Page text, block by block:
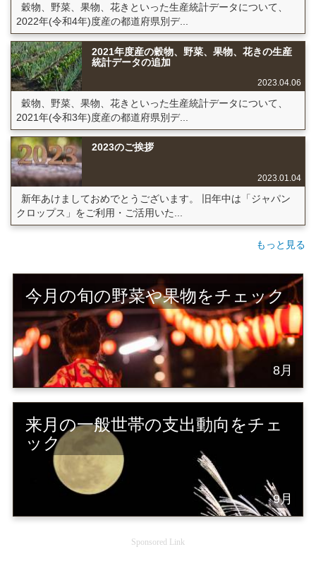
穀物、野菜、果物、花きといった生産統計データについて、
2022年(令和4年)度産の都道府県別デ...
2021年度産の穀物、野菜、果物、花きの生産
統計データの追加
2023.04.06
穀物、野菜、果物、花きといった生産統計データについて、
2021年(令和3年)度産の都道府県別デ...
2023のご挨拶
2023.01.04
新年あけましておめでとうございます。 旧年中は「ジャパン
クロップス」をご利用・ご活用いた...
もっと見る
今月の旬の野菜や果物をチェック
8月
来月の一般世帯の支出動向をチェ
ック
9月
Sponsored Link